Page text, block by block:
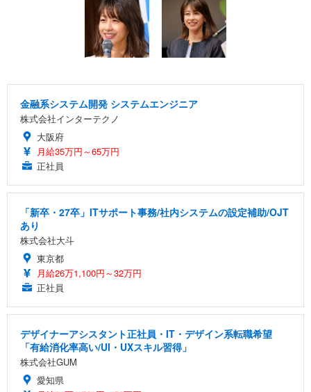
金融系システム開発 システムエンジニア
株式会社インターテクノ
大阪府
月給35万円～65万円
正社員
「新卒・27卒」ITサポート事務/社内システムの設定補助/OJT
あり
株式会社大斗
東京都
月給26万1,100円～32万円
正社員
デザイナーアシスタント正社員・IT・デザイン系転職希望
「有給消化率高い/UI・UXスキル習得」
株式会社GUM
愛知県